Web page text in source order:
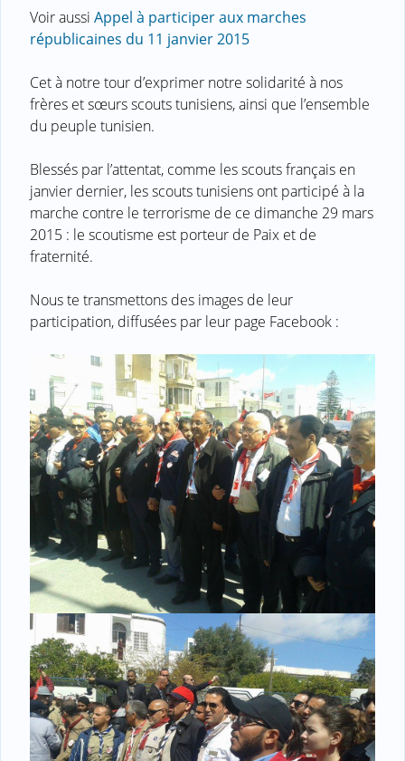
Voir aussi Appel à participer aux marches
républicaines du 11 janvier 2015
Cet à notre tour d’exprimer notre solidarité à nos
frères et sœurs scouts tunisiens, ainsi que l’ensemble
du peuple tunisien.
Blessés par l’attentat, comme les scouts français en
janvier dernier, les scouts tunisiens ont participé à la
marche contre le terrorisme de ce dimanche 29 mars
2015 : le scoutisme est porteur de Paix et de
fraternité.
Nous te transmettons des images de leur
participation, diffusées par leur page Facebook :